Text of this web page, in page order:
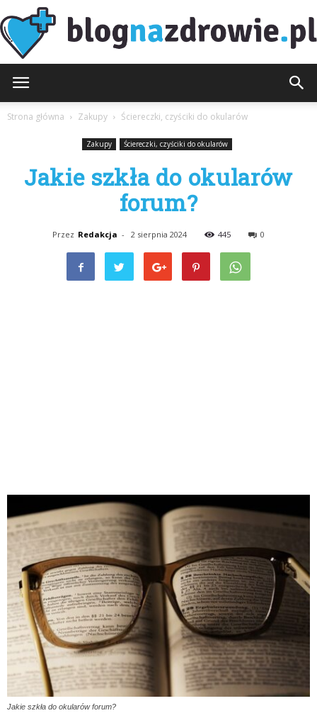
Strona główna Zakupy Ściereczki, czyściki do okularów
Zakupy Ściereczki, czyściki do okularów
Jakie szkła do okularów
forum?
Przez Redakcja - 2 sierpnia 2024 445 0
Jakie szkła do okularów forum?